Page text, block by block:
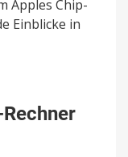
Apples Chip-
Einblicke in